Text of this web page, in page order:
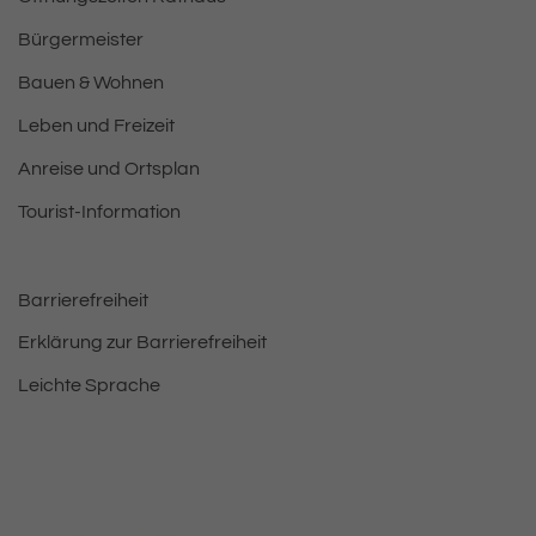
Bürgermeister
Bauen & Wohnen
Leben und Freizeit
Anreise und Ortsplan
Tourist-Information
Barrierefreiheit
Erklärung zur Barrierefreiheit
Leichte Sprache